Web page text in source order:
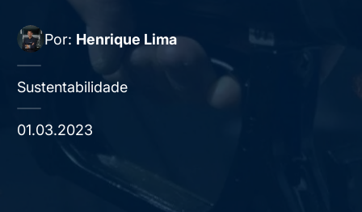
Por: Henrique Lima
Sustentabilidade
01.03.2023